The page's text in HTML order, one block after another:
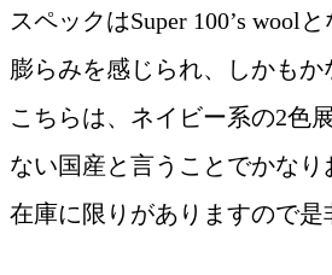
スペックはSuper 100’s wool
膨らみを感じられ、しかも
こちらは、ネイビー系の2色
ない国産と言うことでかな
在庫に限りがありますので